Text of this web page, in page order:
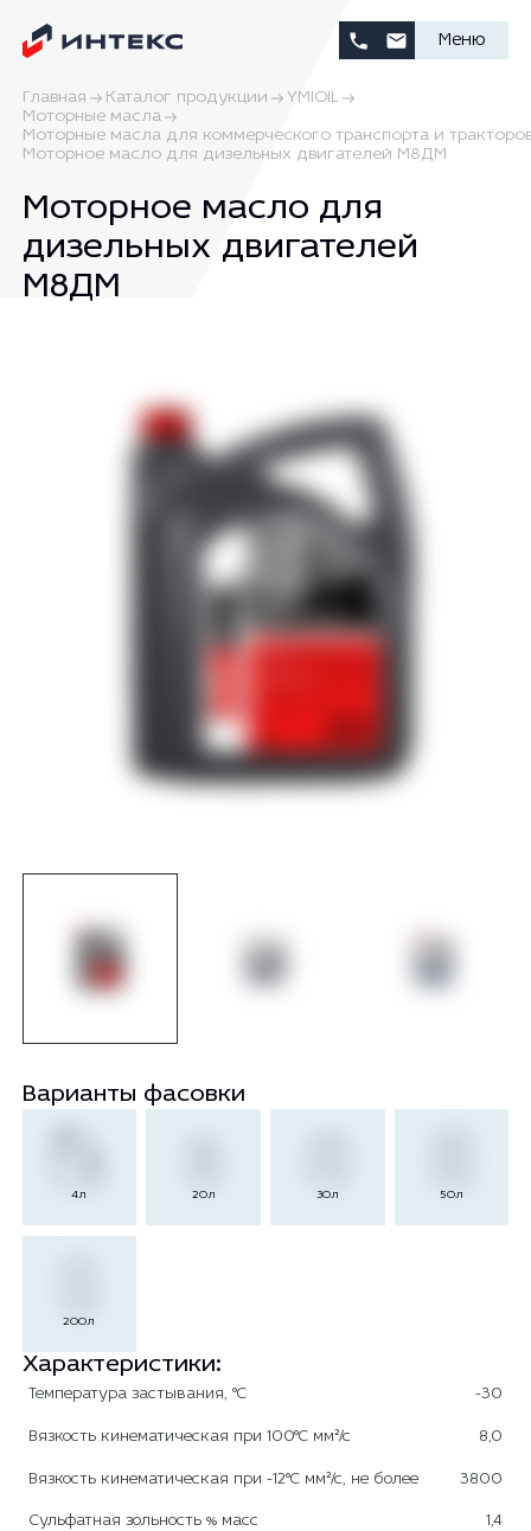
Меню
Главная Каталог продукции
YMIOIL
Моторные масла
Моторные масла для коммерческого транспорта и
Моторное масло для дизельных двигателей М8ДМ
Моторное масло для
дизельных двигателей
М8ДМ
Варианты фасовки
4л 20л 30л 50л
200л
Характеристики:
Температура застывания, °С -30
Вязкость кинематическая при 100°С мм²/с 8,0
Вязкость кинематическая при -12°С мм²/с, не более 3800
Сульфатная зольность % масс 1,4